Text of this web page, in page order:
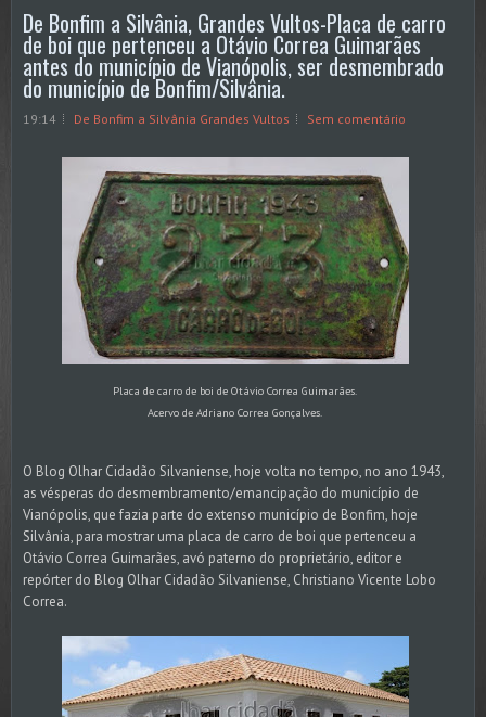
De Bonfim a Silvânia, Grandes Vultos-Placa de carro
de boi que pertenceu a Otávio Correa Guimarães
antes do município de Vianópolis, ser desmembrado
do município de Bonfim/Silvânia.
19:14 De Bonfim a Silvânia Grandes Vultos Sem comentário
Placa de carro de boi de Otávio Correa Guimarães.
Acervo de Adriano Correa Gonçalves.
O Blog Olhar Cidadão Silvaniense, hoje volta no tempo, no ano 1943,
as vésperas do desmembramento/emancipação do município de
Vianópolis, que fazia parte do extenso município de Bonfim, hoje
Silvânia, para mostrar uma placa de carro de boi que pertenceu a
Otávio Correa Guimarães, avó paterno do proprietário, editor e
repórter do Blog Olhar Cidadão Silvaniense, Christiano Vicente Lobo
Correa.